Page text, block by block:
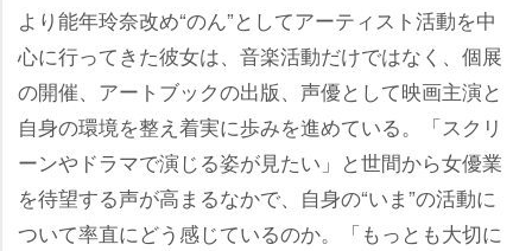
より能年玲奈改め“のん”としてアーティスト活動を中
心に行ってきた彼女は、音楽活動だけではなく、個展
の開催、アートブックの出版、声優として映画主演と
自身の環境を整え着実に歩みを進めている。「スクリ
ーンやドラマで演じる姿が見たい」と世間から女優業
を待望する声が高まるなかで、自身の“いま”の活動に
ついて率直にどう感じているのか。「もっとも大切に